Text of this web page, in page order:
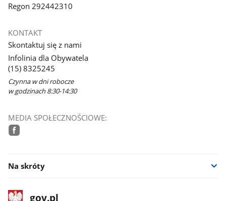
Regon 292442310
KONTAKT
Skontaktuj się z nami
Infolinia dla Obywatela
(15) 8325245
Czynna w dni robocze
w godzinach 8:30-14:30
MEDIA SPOŁECZNOŚCIOWE:
Na skróty
stopkaStrona
gov.pl